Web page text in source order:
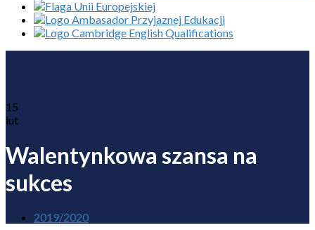
15
lut
Walentynkowa szansa na
sukces
2019/2020